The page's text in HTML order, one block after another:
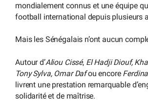
mondialement connus et une équipe
football international depuis plusieurs
Mais les Sénégalais n’ont aucun
Autour d’Aliou Cissé,El Hadji Diouf,
Tony Sylva, Omar Dafou encore
livrent une prestation remarquable
solidarité et de maîtrise.